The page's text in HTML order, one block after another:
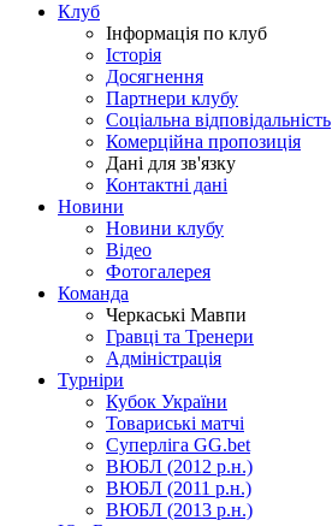
Клуб
Інформація по клуб
Історія
Досягнення
Партнери клубу
Соціальна відповідальність
Комерційна пропозиція
Дані для зв'язку
Контактні дані
Новини
Новини клубу
Відео
Фотогалерея
Команда
Черкаські Мавпи
Гравці та Тренери
Адміністрація
Турніри
Кубок України
Товариські матчі
Суперліга GG.bet
ВЮБЛ (2012 р.н.)
ВЮБЛ (2011 р.н.)
ВЮБЛ (2013 р.н.)